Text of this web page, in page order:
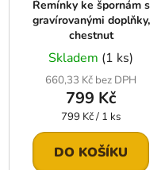
Řemínky ke špornám s
gravírovanými doplňky,
chestnut
Skladem (1 ks)
660,33 Kč bez DPH
799 Kč
Měrná
cena:
799 Kč / 1 ks
DO KOŠÍKU